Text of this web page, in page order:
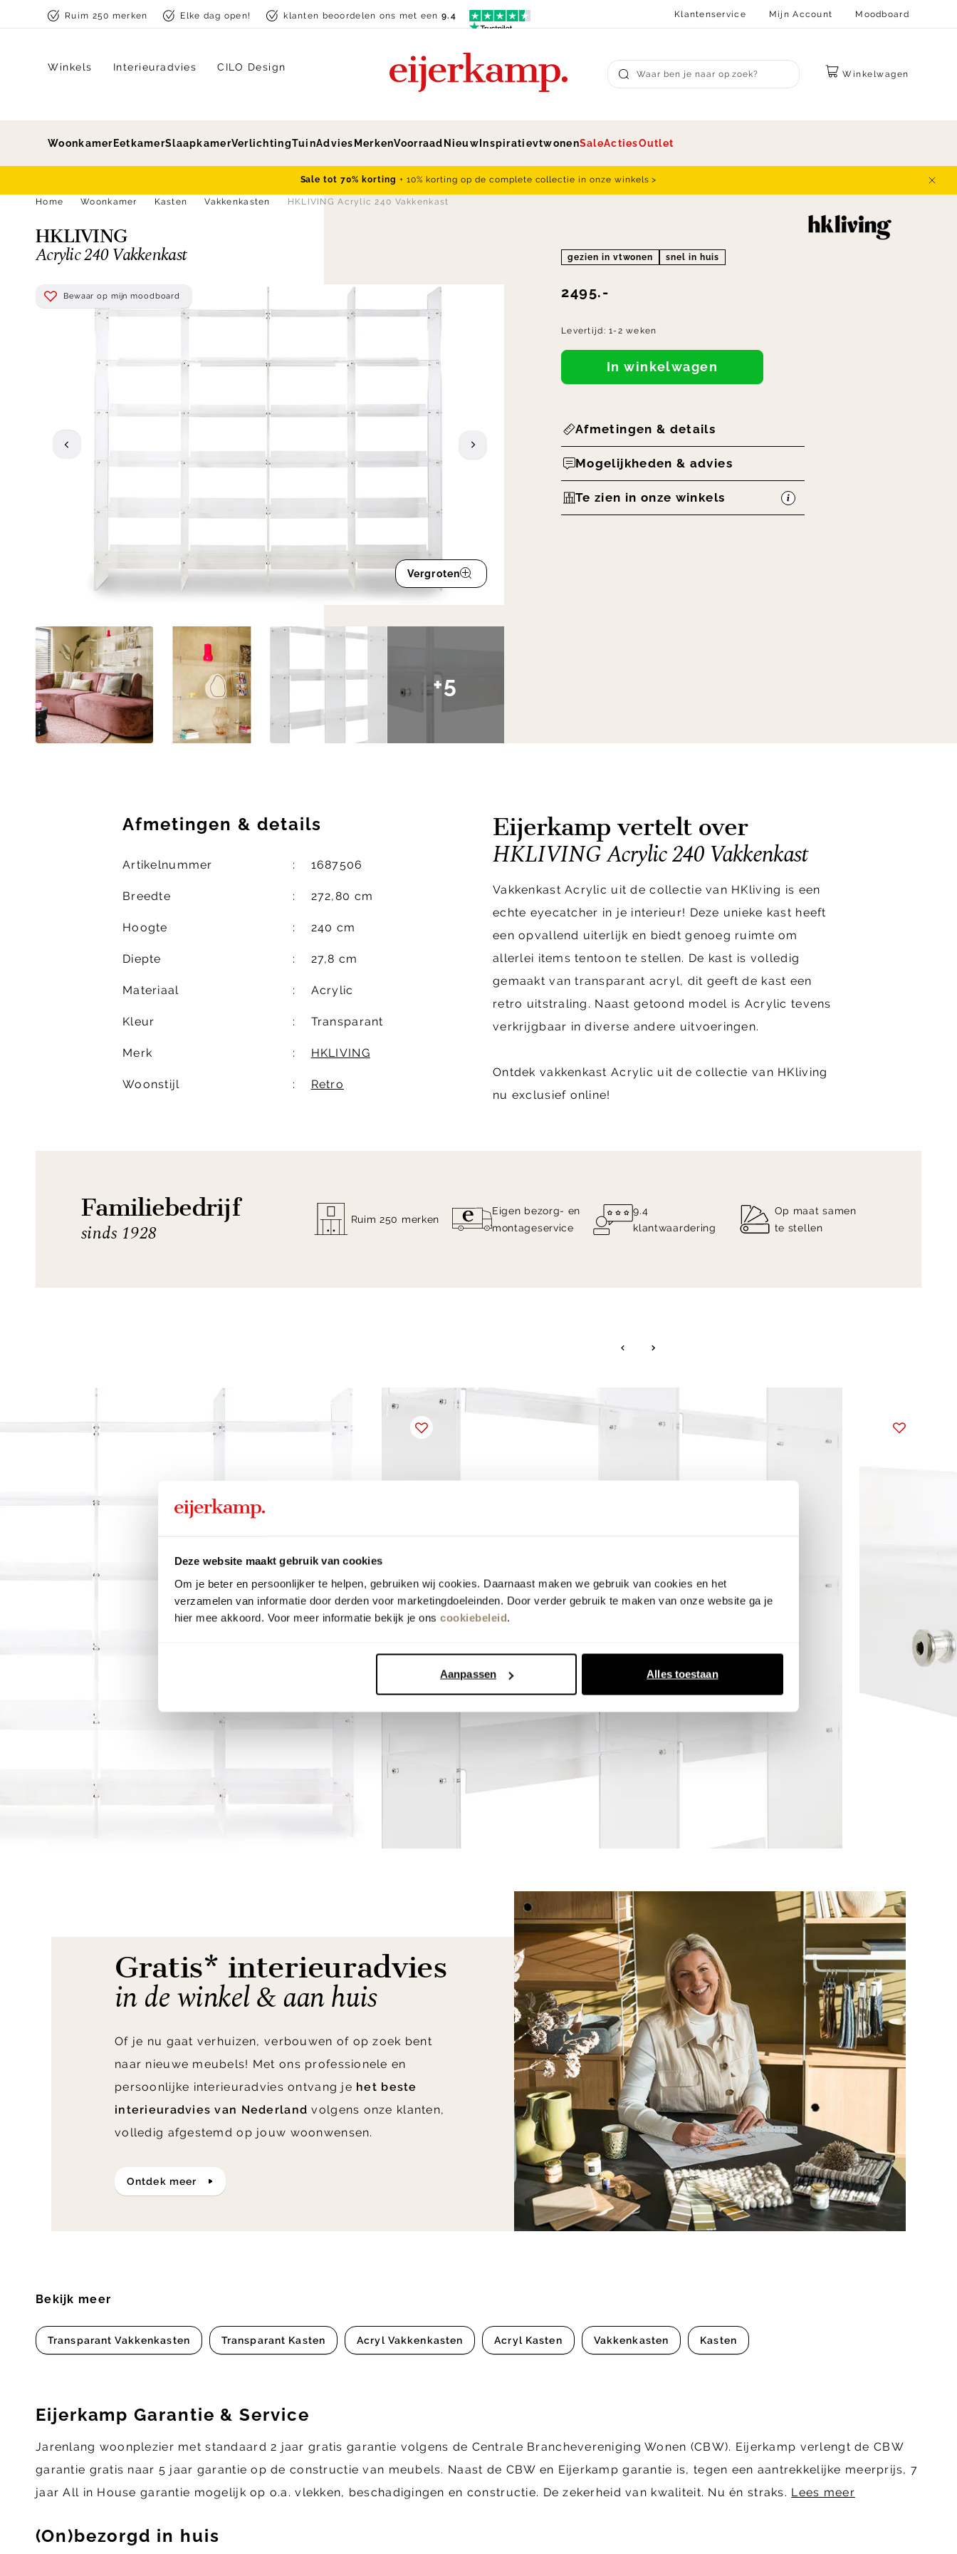
Deze website maakt gebruik van cookies
Om je beter en persoonlijker te helpen, gebruiken wij cookies. Daarnaast maken we gebruik van cookies en het
verzamelen van informatie door derden voor marketingdoeleinden. Door verder gebruik te maken van onze website ga je
hier mee akkoord. Voor meer informatie bekijk je ons cookiebeleid.
Aanpassen Alles toestaan
Skip to contentRuim 250 merken Elke dag open! klanten beoordelen ons met een9.4 Klantenservice Mijn Account Moodboard
Submit search
Winkelwagen
Winkels Interieuradvies CILO Design
Woonkamer EetkamerSlaapkamerVerlichtingTuinAdvies MerkenVoorraad Nieuw InspiratievtwonenSaleActiesOutlet
Sale tot 70% korting + 10% korting op de complete collectie in onze winkels >
Home
Woonkamer Kasten Vakkenkasten HKLIVING Acrylic 240 Vakkenkast
HKLIVING
Acrylic 240 Vakkenkast
Bewaar op mijn moodboard
Vergroten
+5
gezien in vtwonen snel in huis
2495.-
Levertijd:1-2 weken
In winkelwagen
Afmetingen & details
Mogelijkheden & advies
Te zien in onze winkels
Afmetingen & details
Artikelnummer 1687506
Breedte 272,80 cm
Hoogte 240 cm
Diepte 27,8 cm
Materiaal Acrylic
Kleur Transparant
Merk HKLIVING
Woonstijl Retro
Eijerkamp vertelt over
HKLIVING Acrylic 240 Vakkenkast
Vakkenkast Acrylic uit de collectie van HKliving is een
echte eyecatcher in je interieur! Deze unieke kast heeft
een opvallend uiterlijk en biedt genoeg ruimte om
allerlei items tentoon te stellen. De kast is volledig
gemaakt van transparant acryl, dit geeft de kast een
retro uitstraling. Naast getoond model is Acrylic tevens
verkrijgbaar in diverse andere uitvoeringen.
Ontdek vakkenkast Acrylic uit de collectie van HKliving
nu exclusief online!
Familiebedrijf
sinds 1928
Ruim 250 merken
Eigen bezorg- en
montageservice
9.4
klantwaardering
Op maat samen
te stellen
Gratis* interieuradvies
in de winkel & aan huis
Of je nu gaat verhuizen, verbouwen of op zoek bent
naar nieuwe meubels! Met ons professionele en
persoonlijke interieuradvies ontvang je het beste
interieuradvies van Nederland volgens onze klanten,
volledig afgestemd op jouw woonwensen.
ontdek meer
Bekijk meer
Transparant Vakkenkasten Transparant Kasten Acryl Vakkenkasten Acryl Kasten Vakkenkasten Kasten
Eijerkamp Garantie & Service
Jarenlang woonplezier met standaard 2 jaar gratis garantie volgens de Centrale Branchevereniging Wonen (CBW). Eijerkamp verlengt de CBW
garantie gratis naar 5 jaar garantie op de constructie van meubels. Naast de CBW en Eijerkamp garantie is, tegen een aantrekkelijke meerprijs, 7
jaar All in House garantie mogelijk op o.a. vlekken, beschadigingen en constructie. De zekerheid van kwaliteit. Nu én straks. Lees meer
(On)bezorgd in huis